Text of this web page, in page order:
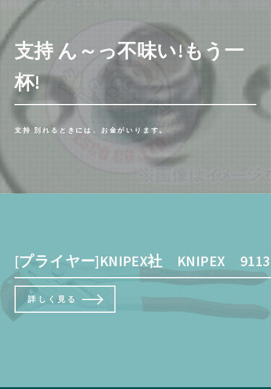
支持 ん～っ不味い!もう一
杯!
支持 別れるときには、お金がいります。
[プライヤー]KNIPEX社 KNIPEX
詳しく見る